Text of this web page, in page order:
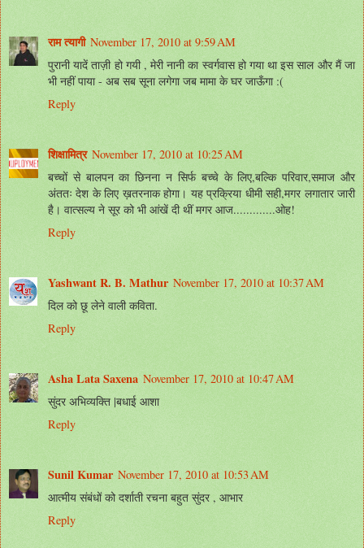
राम त्यागी November 17, 2010 at 9:59 AM
पुरानी यादें ताज़ी हो गयी , मेरी नानी का स्वर्गवास हो गया था इस साल और मैं जा
भी नहीं पाया - अब सब सूना लगेगा जब मामा के घर जाऊँगा :(
Reply
शिक्षामित्र November 17, 2010 at 10:25 AM
बच्चों से बालपन का छिनना न सिर्फ बच्चे के लिए,बल्कि परिवार,समाज और
अंततः देश के लिए ख़तरनाक होगा। यह प्रक्रिया धीमी सही,मगर लगातार जारी
है। वात्सल्य ने सूर को भी आंखें दी थीं मगर आज.............ओह!
Reply
Yashwant R. B. Mathur November 17, 2010 at 10:37 AM
दिल को छू लेने वाली कविता.
Reply
Asha Lata Saxena November 17, 2010 at 10:47 AM
सुंदर अभिव्यक्ति |बधाई आशा
Reply
Sunil Kumar November 17, 2010 at 10:53 AM
आत्मीय संबंधों को दर्शाती रचना बहुत सुंदर , आभार
Reply